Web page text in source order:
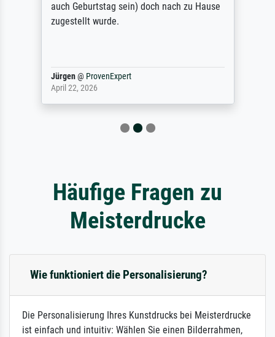
auch Geburtstag sein) doch nach zu Hause
zugestellt wurde.
Jürgen@ ProvenExpert
April 22, 2026
Häufige Fragen zu
Meisterdrucke
Wie funktioniert die Personalisierung?
Die Personalisierung Ihres Kunstdrucks bei Meisterdrucke
ist einfach und intuitiv: Wählen Sie einen Bilderrahmen,